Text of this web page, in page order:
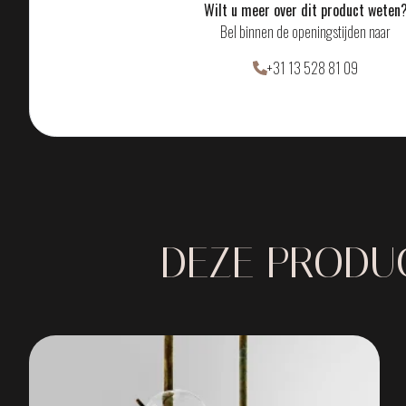
Wilt u meer over dit product
Bel binnen de openingstijden naar
+31 13 528 81 09
DEZE